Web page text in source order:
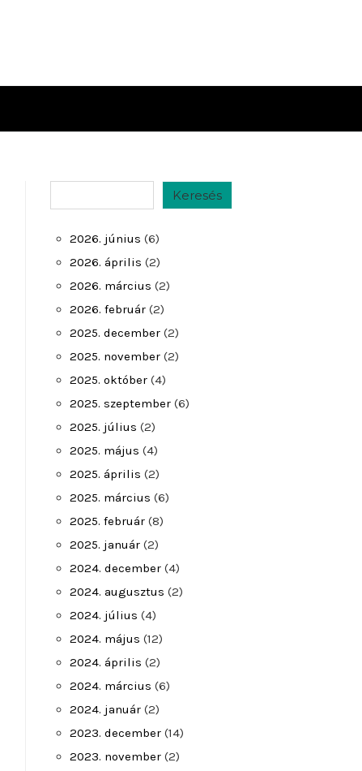
Keresés
2026. június (6)
2026. április (2)
2026. március (2)
2026. február (2)
2025. december (2)
2025. november (2)
2025. október (4)
2025. szeptember (6)
2025. július (2)
2025. május (4)
2025. április (2)
2025. március (6)
2025. február (8)
2025. január (2)
2024. december (4)
2024. augusztus (2)
2024. július (4)
2024. május (12)
2024. április (2)
2024. március (6)
2024. január (2)
2023. december (14)
2023. november (2)